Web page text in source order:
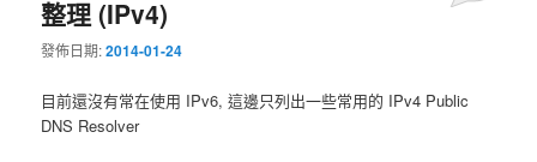
整理 (IPv4)
發佈日期:2014-01-24
目前還沒有常在使用 IPv6, 這邊只列出一些常用的 IPv4 Public
DNS Resolver